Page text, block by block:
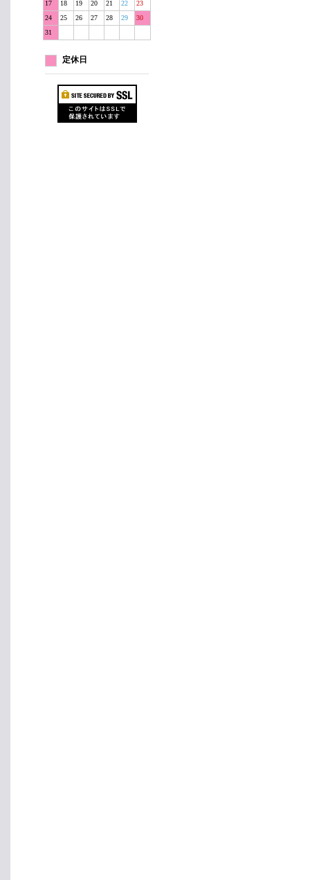
17 18 19 20 21 22
23
24
25 26 27 28 29
30
31
定休日